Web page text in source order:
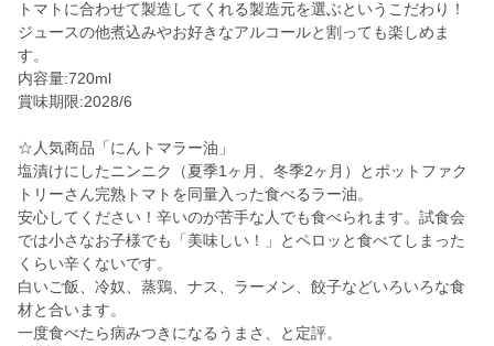
トマトに合わせて製造してくれる製造元を選ぶというこだわり！
ジュースの他煮込みやお好きなアルコールと割っても楽しめま
す。
内容量:720ml
賞味期限:2028/6
☆人気商品「にんトマラー油」
塩漬けにしたニンニク（夏季1ヶ月、冬季2ヶ月）とポットファク
トリーさん完熟トマトを同量入った食べるラー油。
安心してください！辛いのが苦手な人でも食べられます。試食会
では小さなお子様でも「美味しい！」とペロッと食べてしまった
くらい辛くないです。
白いご飯、冷奴、蒸鶏、ナス、ラーメン、餃子などいろいろな食
材と合います。
一度食べたら病みつきになるうまさ、と定評。